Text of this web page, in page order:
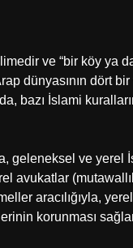
ve “bir köy ya
dünyasının dört
bazı İslami
geleneksel ve yerel
avukatlar
aracılığıyla,
korunması